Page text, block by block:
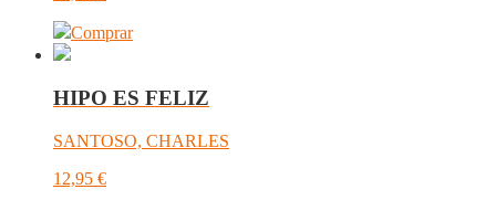
Comprar
HIPO ES FELIZ
SANTOSO, CHARLES
12,95 €